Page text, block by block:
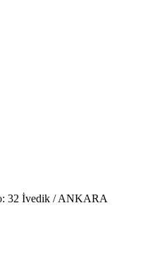
32 İvedik / ANKARA